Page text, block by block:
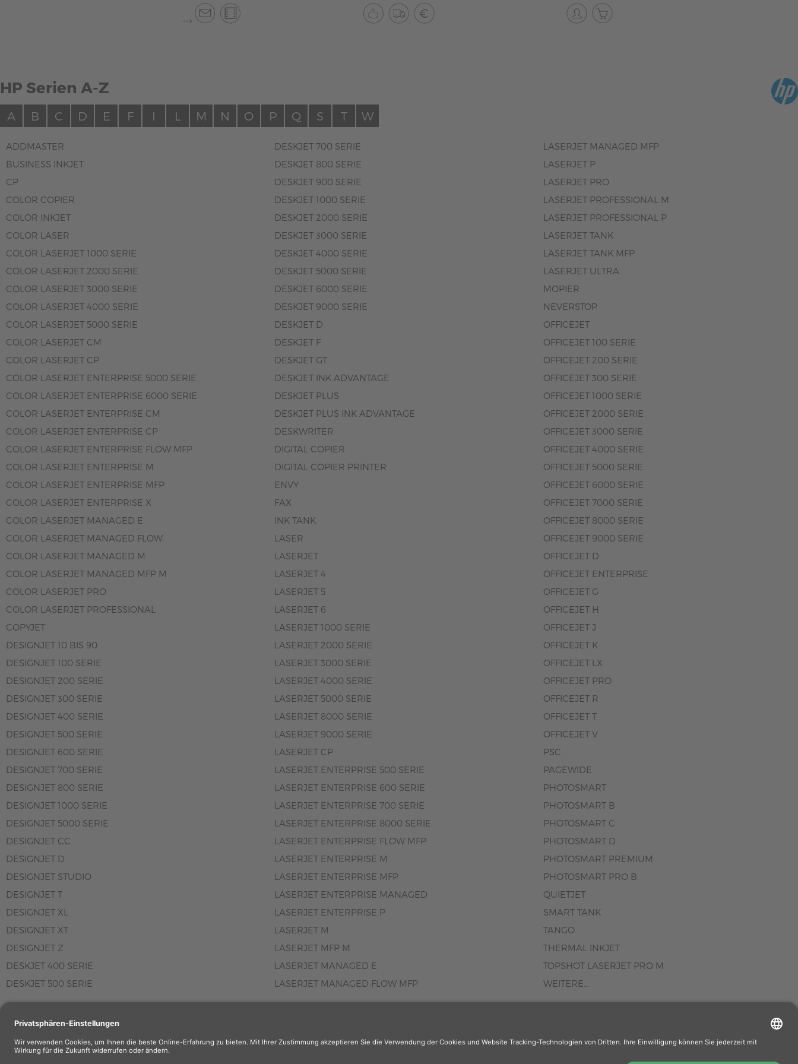
-->
HP Serien A-Z
A B C D E F I L M N O P Q S T W
ADDMASTER
BUSINESS INKJET
CP
COLOR COPIER
COLOR INKJET
COLOR LASER
COLOR LASERJET 1000 SERIE
COLOR LASERJET 2000 SERIE
COLOR LASERJET 3000 SERIE
COLOR LASERJET 4000 SERIE
COLOR LASERJET 5000 SERIE
COLOR LASERJET CM
COLOR LASERJET CP
COLOR LASERJET ENTERPRISE 5000 SERIE
COLOR LASERJET ENTERPRISE 6000 SERIE
COLOR LASERJET ENTERPRISE CM
COLOR LASERJET ENTERPRISE CP
COLOR LASERJET ENTERPRISE FLOW MFP
COLOR LASERJET ENTERPRISE M
COLOR LASERJET ENTERPRISE MFP
COLOR LASERJET ENTERPRISE X
COLOR LASERJET MANAGED E
COLOR LASERJET MANAGED FLOW
COLOR LASERJET MANAGED M
COLOR LASERJET MANAGED MFP M
COLOR LASERJET PRO
COLOR LASERJET PROFESSIONAL
COPYJET
DESIGNJET 10 BIS 90
DESIGNJET 100 SERIE
DESIGNJET 200 SERIE
DESIGNJET 300 SERIE
DESIGNJET 400 SERIE
DESIGNJET 500 SERIE
DESIGNJET 600 SERIE
DESIGNJET 700 SERIE
DESIGNJET 800 SERIE
DESIGNJET 1000 SERIE
DESIGNJET 5000 SERIE
DESIGNJET CC
DESIGNJET D
DESIGNJET STUDIO
DESIGNJET T
DESIGNJET XL
DESIGNJET XT
DESIGNJET Z
DESKJET 400 SERIE
DESKJET 500 SERIE
DESKJET 700 SERIE
DESKJET 800 SERIE
DESKJET 900 SERIE
DESKJET 1000 SERIE
DESKJET 2000 SERIE
DESKJET 3000 SERIE
DESKJET 4000 SERIE
DESKJET 5000 SERIE
DESKJET 6000 SERIE
DESKJET 9000 SERIE
DESKJET D
DESKJET F
DESKJET GT
DESKJET INK ADVANTAGE
DESKJET PLUS
DESKJET PLUS INK ADVANTAGE
DESKWRITER
DIGITAL COPIER
DIGITAL COPIER PRINTER
ENVY
FAX
INK TANK
LASER
LASERJET
LASERJET 4
LASERJET 5
LASERJET 6
LASERJET 1000 SERIE
LASERJET 2000 SERIE
LASERJET 3000 SERIE
LASERJET 4000 SERIE
LASERJET 5000 SERIE
LASERJET 8000 SERIE
LASERJET 9000 SERIE
LASERJET CP
LASERJET ENTERPRISE 500 SERIE
LASERJET ENTERPRISE 600 SERIE
LASERJET ENTERPRISE 700 SERIE
LASERJET ENTERPRISE 8000 SERIE
LASERJET ENTERPRISE FLOW MFP
LASERJET ENTERPRISE M
LASERJET ENTERPRISE MFP
LASERJET ENTERPRISE MANAGED
LASERJET ENTERPRISE P
LASERJET M
LASERJET MFP M
LASERJET MANAGED E
LASERJET MANAGED FLOW MFP
LASERJET MANAGED MFP
LASERJET P
LASERJET PRO
LASERJET PROFESSIONAL M
LASERJET PROFESSIONAL P
LASERJET TANK
LASERJET TANK MFP
LASERJET ULTRA
MOPIER
NEVERSTOP
OFFICEJET
OFFICEJET 100 SERIE
OFFICEJET 200 SERIE
OFFICEJET 300 SERIE
OFFICEJET 1000 SERIE
OFFICEJET 2000 SERIE
OFFICEJET 3000 SERIE
OFFICEJET 4000 SERIE
OFFICEJET 5000 SERIE
OFFICEJET 6000 SERIE
OFFICEJET 7000 SERIE
OFFICEJET 8000 SERIE
OFFICEJET 9000 SERIE
OFFICEJET D
OFFICEJET ENTERPRISE
OFFICEJET G
OFFICEJET H
OFFICEJET J
OFFICEJET K
OFFICEJET LX
OFFICEJET PRO
OFFICEJET R
OFFICEJET T
OFFICEJET V
PSC
PAGEWIDE
PHOTOSMART
PHOTOSMART B
PHOTOSMART C
PHOTOSMART D
PHOTOSMART PREMIUM
PHOTOSMART PRO B
QUIETJET
SMART TANK
TANGO
THERMAL INKJET
TOPSHOT LASERJET PRO M
WEITERE...
Wiederverkäufer: Das Angebot unseres Web-Shops richtet sich nicht an Wiederverkäufer. Wenn Sie